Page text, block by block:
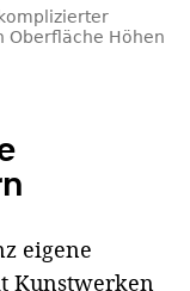
Oberfläche Höhen
eigene
Kunstwerken